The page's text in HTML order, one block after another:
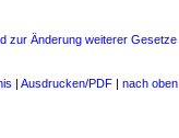
zur Änderung weiterer Gesetze
Ausdrucken/PDF nach oben